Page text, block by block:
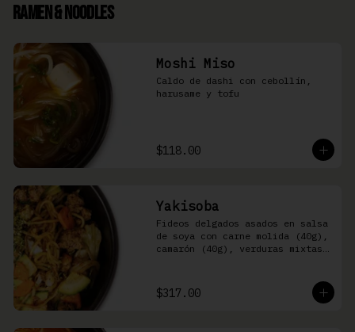
Ramen & Noodles
Moshi Miso
Caldo de dashi con cebollín,
harusame y tofu
$118.00
Yakisoba
Fideos delgados asados en salsa
de soya con carne molida (40g),
camarón (40g), verduras mixtas
$317.00